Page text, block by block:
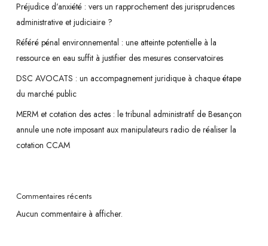
Préjudice d’anxiété : vers un rapprochement des jurisprudences
administrative et judiciaire ?
Référé pénal environnemental : une atteinte potentielle à la
ressource en eau suffit à justifier des mesures conservatoires
DSC AVOCATS : un accompagnement juridique à chaque étape
du marché public
MERM et cotation des actes : le tribunal administratif de Besançon
annule une note imposant aux manipulateurs radio de réaliser la
cotation CCAM
Commentaires récents
Aucun commentaire à afficher.